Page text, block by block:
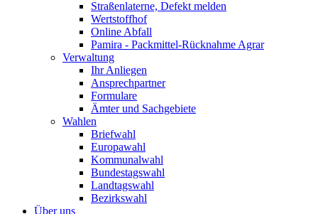
Straßenlaterne, Defekt melden
Wertstoffhof
Online Abfall
Pamira - Packmittel-Rücknahme Agrar
Verwaltung
Ihr Anliegen
Ansprechpartner
Formulare
Ämter und Sachgebiete
Wahlen
Briefwahl
Europawahl
Kommunalwahl
Bundestagswahl
Landtagswahl
Bezirkswahl
Über uns